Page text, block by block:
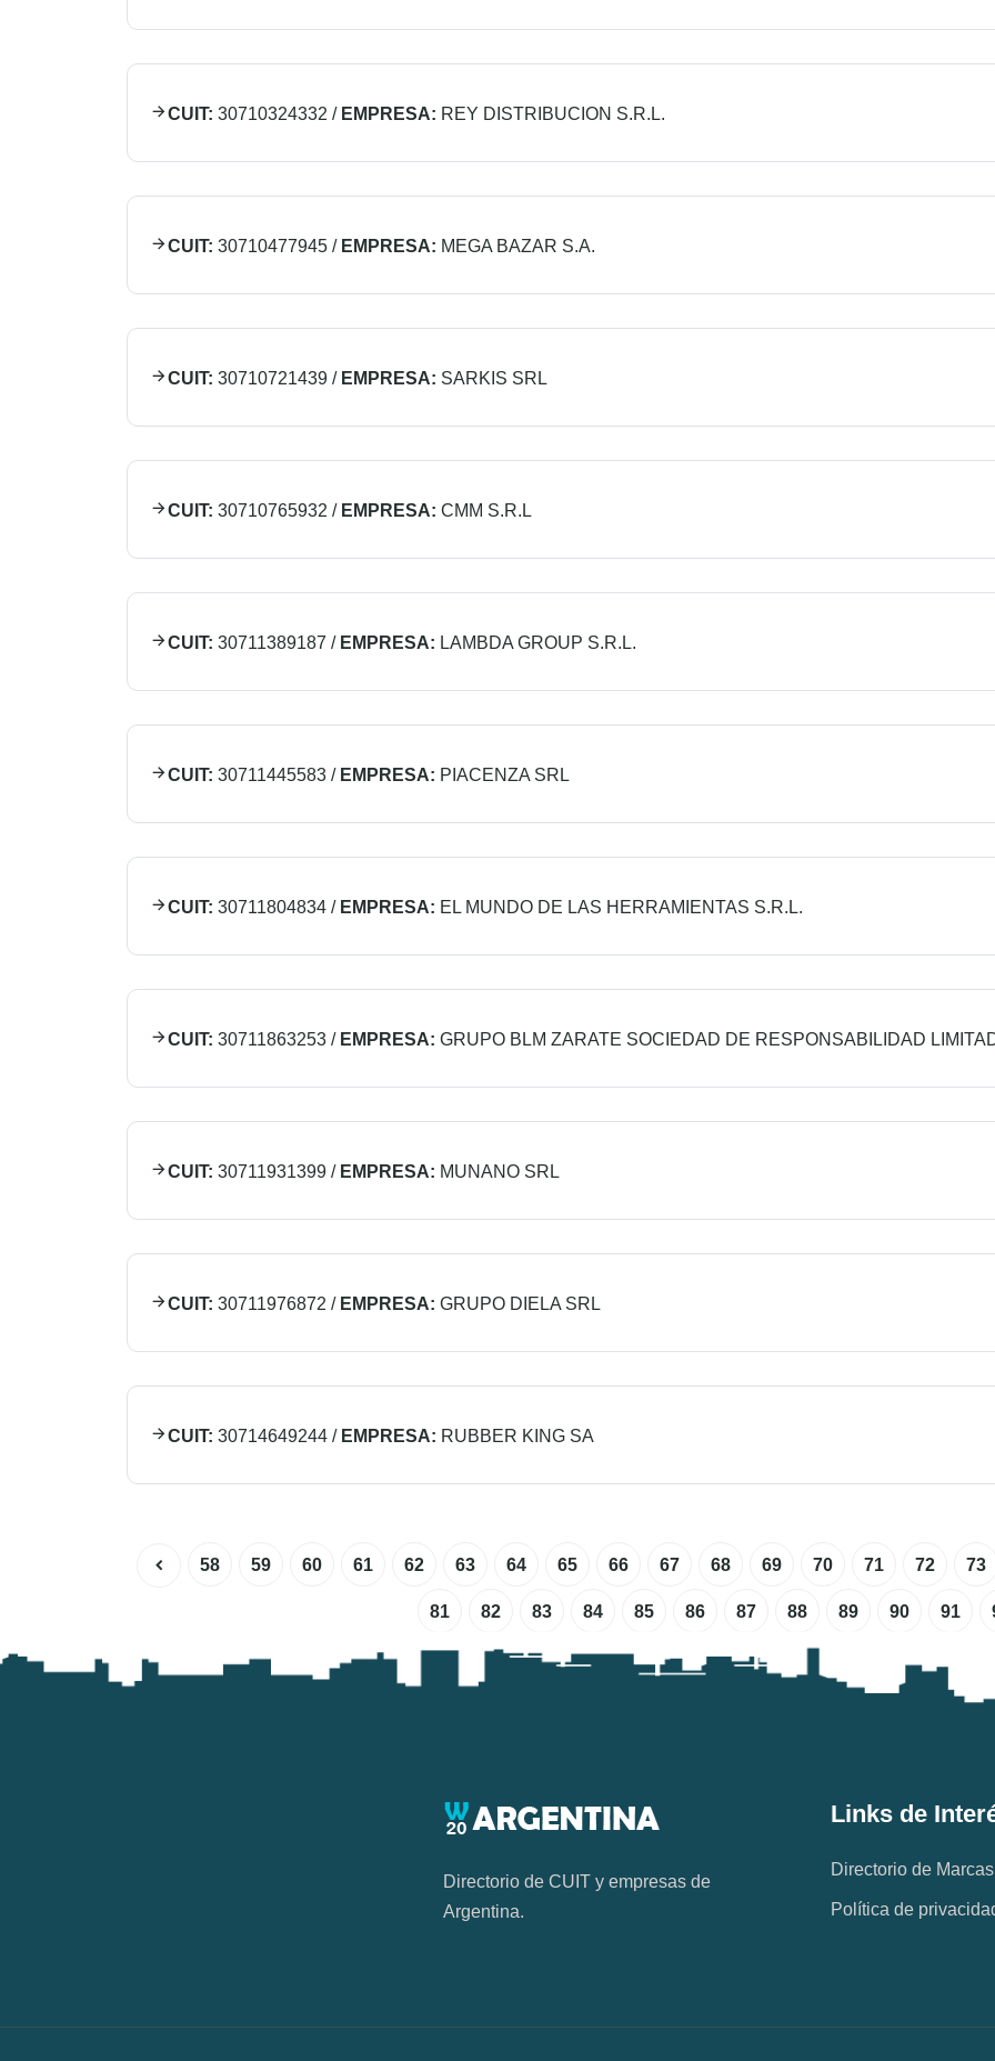
CUIT: 30710324332 / EMPRESA: REY DISTRIBUCION S.R.L.
CUIT: 30710477945 / EMPRESA: MEGA BAZAR S.A.
CUIT: 30710721439 / EMPRESA: SARKIS SRL
CUIT: 30710765932 / EMPRESA: CMM S.R.L
CUIT: 30711389187 / EMPRESA: LAMBDA GROUP S.R.L.
CUIT: 30711445583 / EMPRESA: PIACENZA SRL
CUIT: 30711804834 / EMPRESA: EL MUNDO DE LAS HERRAMIENTAS S.R.L.
CUIT: 30711863253 / EMPRESA: GRUPO BLM ZARATE SOCIEDAD DE RESPONSABILIDAD
CUIT: 30711931399 / EMPRESA: MUNANO SRL
CUIT: 30711976872 / EMPRESA: GRUPO DIELA SRL
CUIT: 30714649244 / EMPRESA: RUBBER KING SA
58 59 60 61 62 63 64 65 66 67 68 69 70 71 72 73
81 82 83 84 85 86 87 88 89 90 91
Directorio de CUIT y empresas de
Argentina.
Links de
Directorio de Marcas
Política de